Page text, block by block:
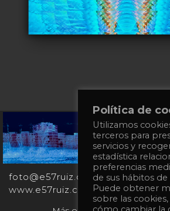
foto@e57ruiz.com
www.e57ruiz.com
Política de
Utilizamos
terceros para
servicios y
estadística
preferencias
de sus hábitos de
Puede obtener
sobre las